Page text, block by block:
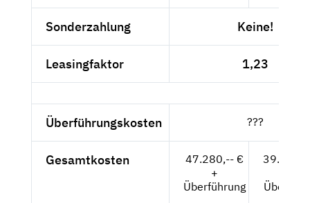
Sonderzahlung Keine!
Leasingfaktor 1,23
Überführungskosten ???
Gesamtkosten
47.280,-- €
+
Überführung